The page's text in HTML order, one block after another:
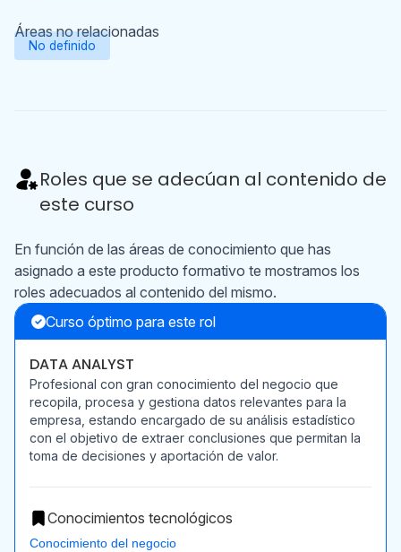
Áreas no relacionadas
No definido
Roles que se adecúan al contenido de
este curso
En función de las áreas de conocimiento que has
asignado a este producto formativo te mostramos los
roles adecuados al contenido del mismo.
Curso óptimo para este rol
DATA ANALYST
Profesional con gran conocimiento del negocio que
recopila, procesa y gestiona datos relevantes para la
empresa, estando encargado de su análisis estadístico
con el objetivo de extraer conclusiones que permitan la
toma de decisiones y aportación de valor.
Conocimientos tecnológicos
Conocimiento del negocio